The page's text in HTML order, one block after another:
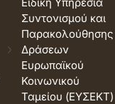
Συντονισμού και
Παρακολούθησης
Δράσεων
Ευρωπαϊκού
Κοινωνικού
Ταμείου (ΕΥΣΕΚΤ)